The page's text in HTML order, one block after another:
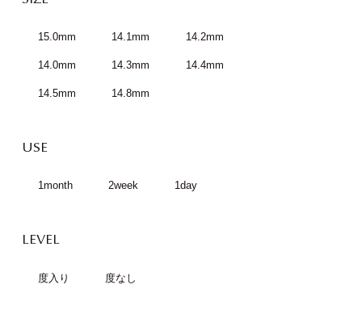
15.0mm 14.1mm 14.2mm
14.0mm 14.3mm 14.4mm
14.5mm 14.8mm
USE
1month 2week 1day
LEVEL
度入り 度なし